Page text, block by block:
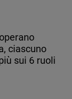
ciascuno
sui 6 ruoli